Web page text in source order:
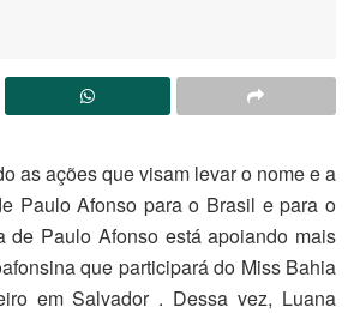
as ações que visam levar o nome e a
Paulo Afonso para o Brasil e para o
de Paulo Afonso está apoiando mais
que participará do Miss Bahia
em Salvador . Dessa vez, Luana